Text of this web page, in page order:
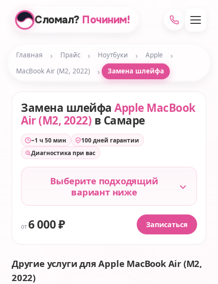
Сломал? Починим!
Главная › Прайс › Ноутбуки › Apple ›
MacBook Air (M2, 2022) › Замена шлейфа
Замена шлейфа Apple MacBook
Air (M2, 2022) в Самаре
~1 ч 50 мин
100 дней гарантии
Диагностика при вас
Выберите подходящий
вариант ниже
от 6 000 ₽ Записаться
Другие услуги для Apple MacBook Air (M2,
2022)